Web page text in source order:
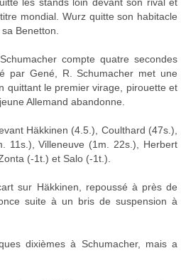
les stands loin devant son rival et
mondial. Wurz quitte son habitacle
Benetton.
compte quatre secondes
par Gené, R. Schumacher met une
quittant le premier virage, pirouette et
Allemand abandonne.
Häkkinen (4.5.), Coulthard (47s.),
11s.), Villeneuve (1m. 22s.), Herbert
(-1t.) et Salo (-1t.).
sur Häkkinen, repoussé à près de
suite à un bris de suspension à
dixièmes à Schumacher, mais a